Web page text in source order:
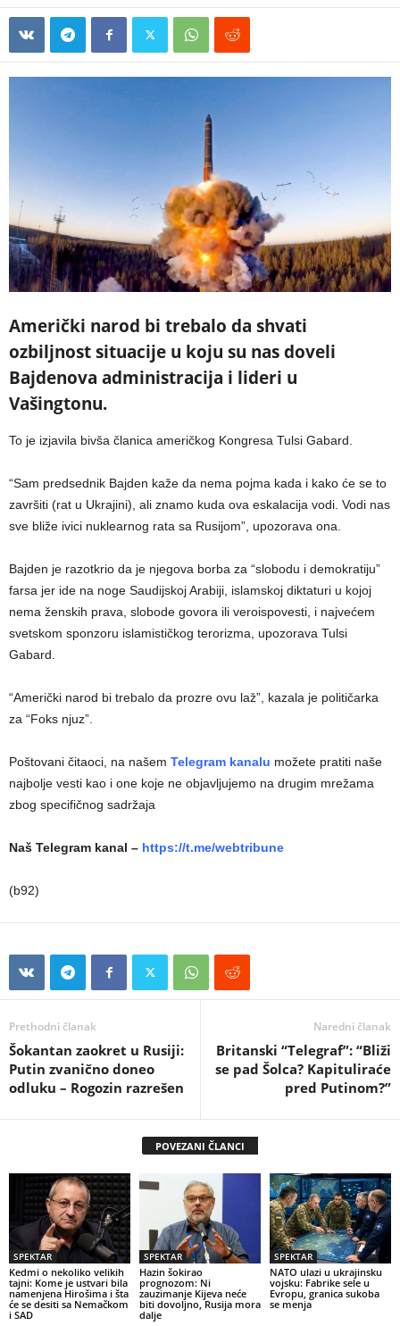
Američki narod bi trebalo da shvati
ozbiljnost situacije u koju su nas doveli
Bajdenova administracija i lideri u
Vašingtonu.
To je izjavila bivša članica američkog Kongresa Tulsi Gabard.
“Sam predsednik Bajden kaže da nema pojma kada i kako će se to
završiti (rat u Ukrajini), ali znamo kuda ova eskalacija vodi. Vodi nas
sve bliže ivici nuklearnog rata sa Rusijom”, upozorava ona.
Bajden je razotkrio da je njegova borba za “slobodu i demokratiju”
farsa jer ide na noge Saudijskoj Arabiji, islamskoj diktaturi u kojoj
nema ženskih prava, slobode govora ili veroispovesti, i najvećem
svetskom sponzoru islamističkog terorizma, upozorava Tulsi
Gabard.
“Američki narod bi trebalo da prozre ovu laž”, kazala je političarka
za “Foks njuz”.
Poštovani čitaoci, na našem Telegram kanalu možete pratiti naše
najbolje vesti kao i one koje ne objavljujemo na drugim mrežama
zbog specifičnog sadržaja
Naš Telegram kanal – https://t.me/webtribune
(b92)
Prethodni članak
Šokantan zaokret u Rusiji:
Putin zvanično doneo
odluku – Rogozin razrešen
Naredni članak
Britanski “Telegraf”: “Bliži
se pad Šolca? Kapituliraće
pred Putinom?”
POVEZANI ČLANCI
SPEKTAR
Kedmi o nekoliko velikih
tajni: Kome je ustvari bila
namenjena Hirošima i šta
će se desiti sa Nemačkom
i SAD
SPEKTAR
Hazin šokirao
prognozom: Ni
zauzimanje Kijeva neće
biti dovoljno, Rusija mora
dalje
SPEKTAR
NATO ulazi u ukrajinsku
vojsku: Fabrike sele u
Evropu, granica sukoba
se menja